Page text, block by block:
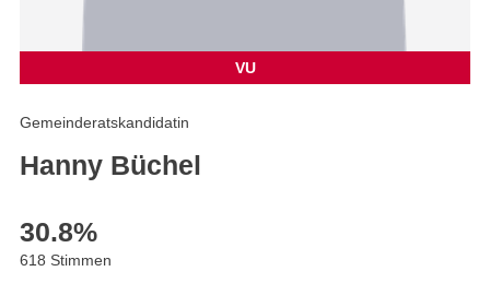
VU
Gemeinderatskandidatin
Hanny Büchel
30.8%
618 Stimmen